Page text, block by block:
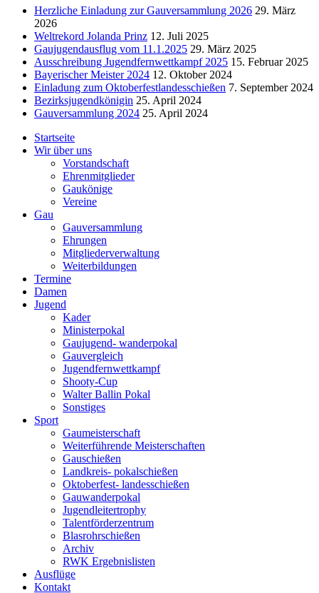
Herzliche Einladung zur Gauversammlung 2026 29. März
2026
Weltrekord Jolanda Prinz 12. Juli 2025
Gaujugendausflug vom 11.1.2025 29. März 2025
Ausschreibung Jugendfernwettkampf 2025 15. Februar 2025
Bayerischer Meister 2024 12. Oktober 2024
Einladung zum Oktoberfestlandesschießen 7. September 2024
Bezirksjugendkönigin 25. April 2024
Gauversammlung 2024 25. April 2024
Startseite
Wir über uns
Vorstandschaft
Ehrenmitglieder
Gaukönige
Vereine
Gau
Gauversammlung
Ehrungen
Mitgliederverwaltung
Weiterbildungen
Termine
Damen
Jugend
Kader
Ministerpokal
Gaujugend- wanderpokal
Gauvergleich
Jugendfernwettkampf
Shooty-Cup
Walter Ballin Pokal
Sonstiges
Sport
Gaumeisterschaft
Weiterführende Meisterschaften
Gauschießen
Landkreis- pokalschießen
Oktoberfest- landesschießen
Gauwanderpokal
Jugendleitertrophy
Talentförderzentrum
Blasrohrschießen
Archiv
RWK Ergebnislisten
Ausflüge
Kontakt